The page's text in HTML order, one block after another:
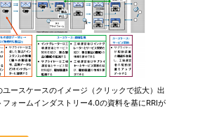
ユースケースのイメージ（クリックで拡大）出
フォームインダストリー4.0の資料を基にRRIが